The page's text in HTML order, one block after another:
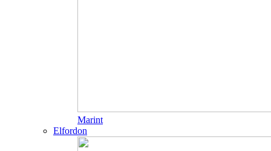
Marint
Elfordon